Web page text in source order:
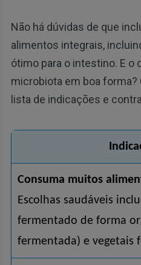
Não há dúvidas de que
alimentos integrais,
ótimo para o intestino. E o
microbiota em boa
lista de indicações e
Consuma muitos
Escolhas saudáveis
fermentado de forma
fermentada) e vegetais